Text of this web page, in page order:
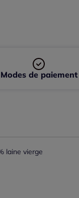
laine vierge
Modes de paiement